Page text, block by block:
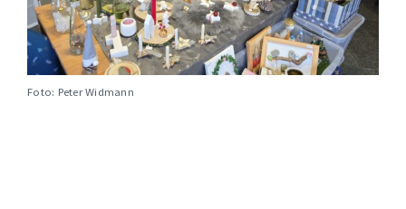
Foto: Peter Widmann